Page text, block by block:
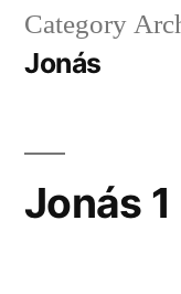
Category
Jonás
Jonás 1